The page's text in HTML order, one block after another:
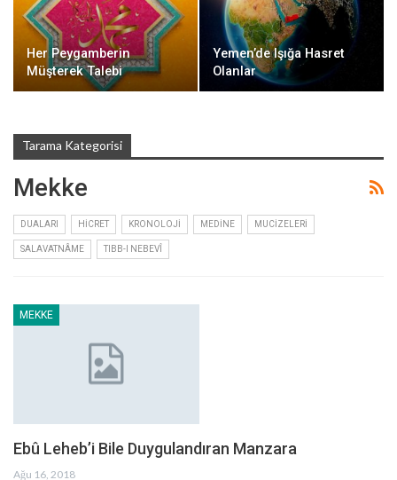
Her Peygamberin
Müşterek Talebi
Yemen’de Işığa Hasret
Olanlar
Tarama Kategorisi
Mekke
DUALARI HICRET KRONOLOJI MEDINE MUCIZELERI
SALAVATNÂME TIBB-I NEBEVÎ
MEKKE
Ebû Leheb’i Bile Duygulandıran Manzara
Ağu 16, 2018